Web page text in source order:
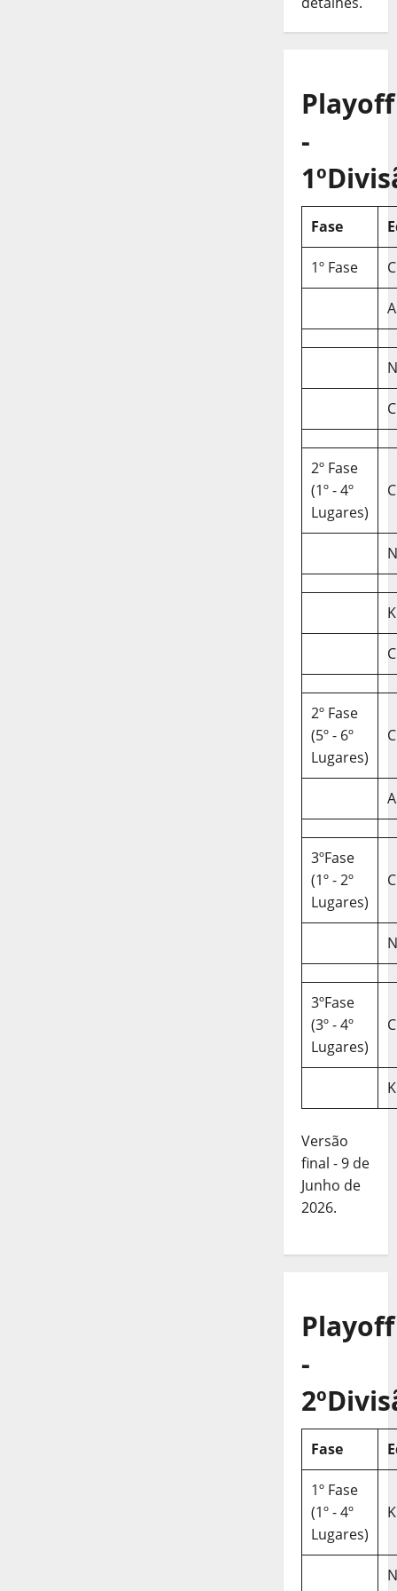
Playoff
-
Fase
1º Fase
2º Fase
(1º - 4º
Lugares)
2º Fase
(5º - 6º
Lugares)
3ºFase
(1º - 2º
Lugares)
3ºFase
(3º - 4º
Lugares)
Versão
final - 9 de
Junho de
2026.
Playoff
-
Fase
1º Fase
(1º - 4º
Lugares)